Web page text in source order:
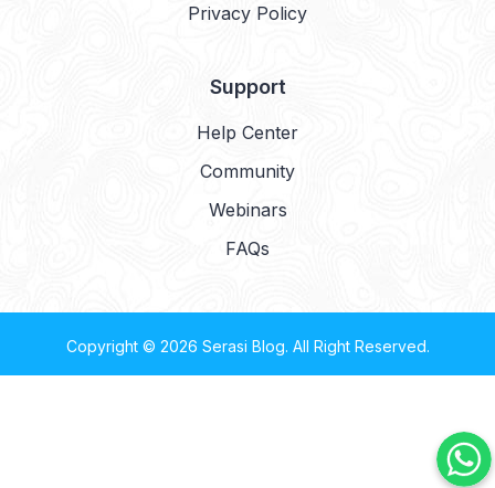
Privacy Policy
Support
Help Center
Community
Webinars
FAQs
Copyright © 2026 Serasi Blog. All Right Reserved.